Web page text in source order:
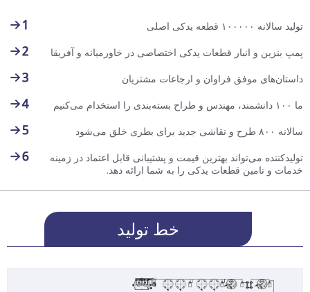
تولید سالانه ۱۰۰۰۰۰ قطعه یدکی اصلی
پمپ بنزین و انبار قطعات یدکی اختصاصی در خاورمیانه و آفریقا
داستان‌های موفق فراوان و ارجاعات مشتریان
ما ۱۰۰ دانشمند، مهندس و طراح بسته‌بندی را استخدام می‌کنیم
سالانه ۸۰۰ طرح و نقاشی جدید برای بطری خلق می‌شود
تولیدکننده می‌تواند بهترین قیمت و پشتیبانی قابل اعتماد در زمینه
خدمات و تامین قطعات یدکی را به شما ارائه دهد.
خط تولید